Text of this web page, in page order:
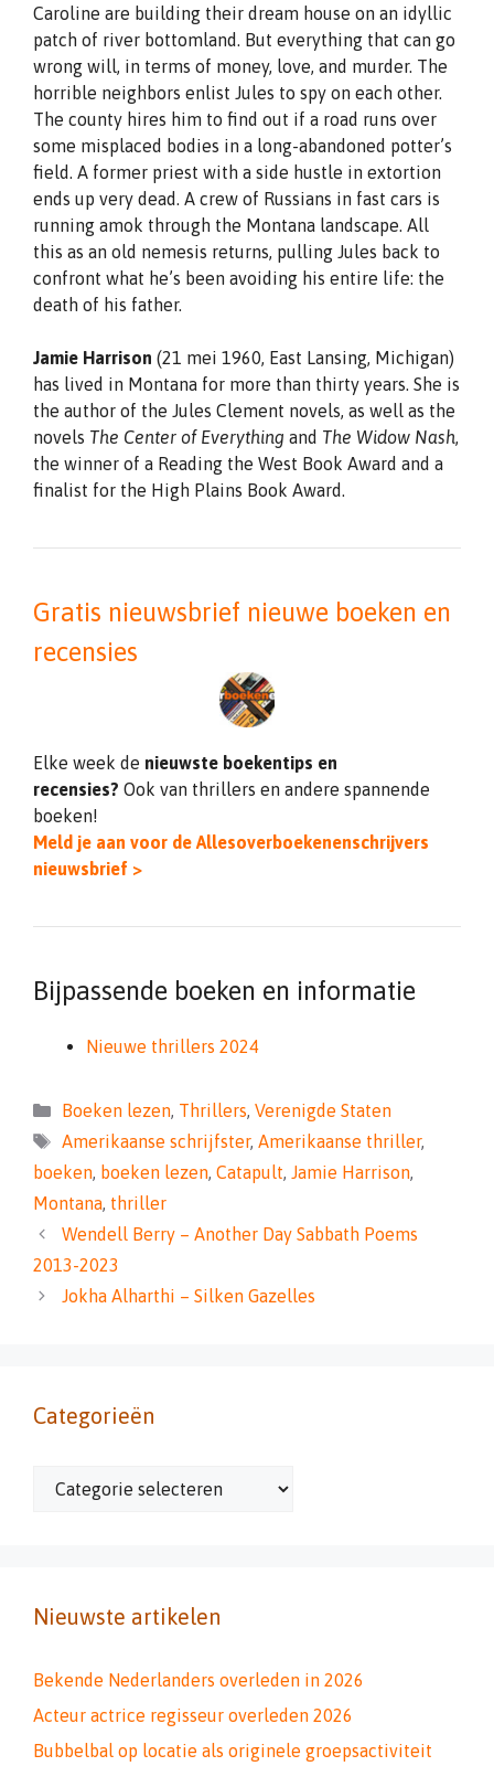
Caroline are building their dream house on an idyllic
patch of river bottomland. But everything that can go
wrong will, in terms of money, love, and murder. The
horrible neighbors enlist Jules to spy on each other.
The county hires him to find out if a road runs over
some misplaced bodies in a long-abandoned potter’s
field. A former priest with a side hustle in extortion
ends up very dead. A crew of Russians in fast cars is
running amok through the Montana landscape. All
this as an old nemesis returns, pulling Jules back to
confront what he’s been avoiding his entire life: the
death of his father.
Jamie Harrison (21 mei 1960, East Lansing, Michigan)
has lived in Montana for more than thirty years. She is
the author of the Jules Clement novels, as well as the
novels The Center of Everything and The Widow Nash,
the winner of a Reading the West Book Award and a
finalist for the High Plains Book Award.
Gratis nieuwsbrief nieuwe boeken en
recensies
Elke week de nieuwste boekentips en
recensies? Ook van thrillers en andere spannende
boeken!
Meld je aan voor de Allesoverboekenenschrijvers
nieuwsbrief >
Bijpassende boeken en informatie
Nieuwe thrillers 2024
Categorieën
Boeken lezen, Thrillers, Verenigde Staten
Tags
Amerikaanse schrijfster, Amerikaanse thriller,
boeken, boeken lezen, Catapult, Jamie Harrison,
Montana, thriller
Wendell Berry – Another Day Sabbath Poems
2013-2023
Jokha Alharthi – Silken Gazelles
Categorieën
Categorieën
Nieuwste artikelen
Bekende Nederlanders overleden in 2026
Acteur actrice regisseur overleden 2026
Bubbelbal op locatie als originele groepsactiviteit